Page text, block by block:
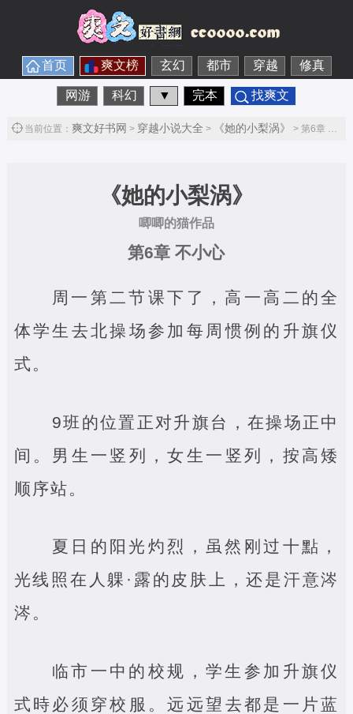
首页 爽文榜 玄幻 都市 穿越 修真
网游 科幻 ▼ 完本 找爽文
当前位置： 爽文好书网 > 穿越小说大全 > 《她的小梨涡》 > 第6章 不小心第1节
《她的小梨涡》
唧唧的猫作品
第6章 不小心
周一第二节课下了，高一高二的全
体学生去北操场参加每周惯例的升旗仪
式。
9班的位置正对升旗台，在操场正中
间。男生一竖列，女生一竖列，按高矮
顺序站。
夏日的阳光灼烈，虽然刚过十點，
光线照在人躶·露的皮肤上，还是汗意涔
涔。
临市一中的校规，学生参加升旗仪
式時必须穿校服。远远望去都是一片蓝